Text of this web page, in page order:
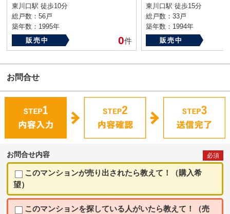
東川口駅 徒歩10分
総戸数：56戸
築年数：1995年
販売中
0件
東川口駅 徒歩15分
総戸数：33戸
築年数：1994年
販売中
お問合せ
お問合せ内容 必須
このマンションが売り出されたら教えて！（購入希
望）
このマンションを探している人がいたら教えて！（売